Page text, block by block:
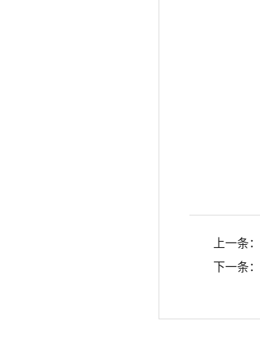
上一条：
下一条：